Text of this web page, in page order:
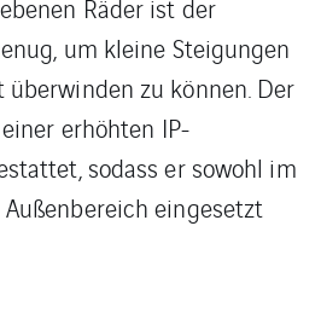
Räder ist der
um kleine Steigungen
zu können. Der
erhöhten IP-
sodass er sowohl im
eingesetzt